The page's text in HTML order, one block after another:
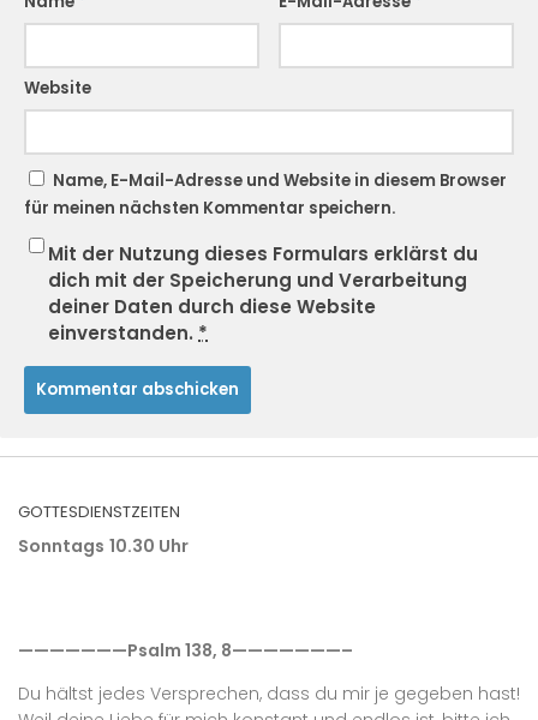
Website
Name, E-Mail-Adresse und Website in diesem Browser
für meinen nächsten Kommentar speichern.
Mit der Nutzung dieses Formulars erklärst du
dich mit der Speicherung und Verarbeitung
deiner Daten durch diese Website
einverstanden. *
GOTTESDIENSTZEITEN
Sonntags 10.30 Uhr
———————Psalm 138, 8———————–
Du hältst jedes Versprechen, dass du mir je gegeben hast!